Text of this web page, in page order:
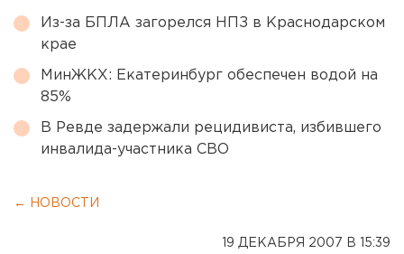
Из-за БПЛА загорелся НПЗ в Краснодарском
крае
МинЖКХ: Екатеринбург обеспечен водой на
85%
В Ревде задержали рецидивиста, избившего
инвалида-участника СВО
← НОВОСТИ
19 ДЕКАБРЯ 2007 В 15:39